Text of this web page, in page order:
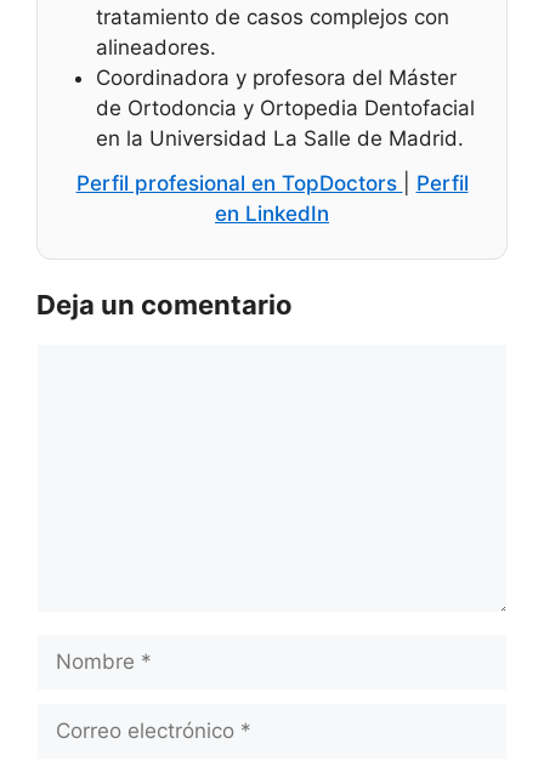
tratamiento de casos complejos con
alineadores.
Coordinadora y profesora del Máster
de Ortodoncia y Ortopedia Dentofacial
en la Universidad La Salle de Madrid.
Perfil profesional en TopDoctors
Perfil
en LinkedIn
Deja un comentario
Nombre
Correo